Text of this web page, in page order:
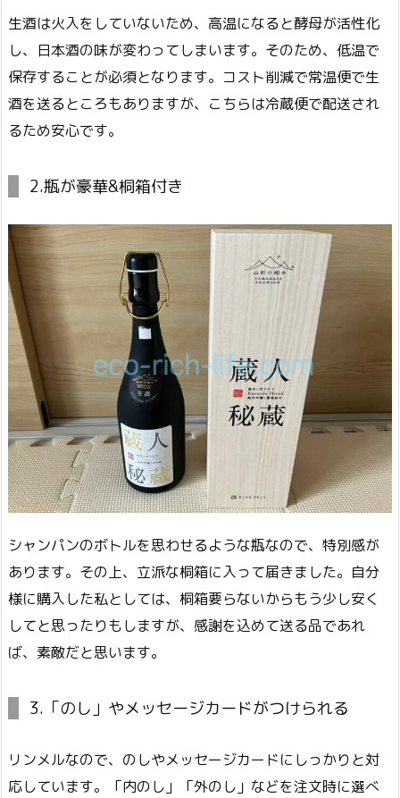
生酒は火入をしていないため、高温になると酵母が活性化
し、日本酒の味が変わってしまいます。そのため、低温で
保存することが必須となります。コスト削減で常温便で生
酒を送るところもありますが、こちらは冷蔵便で配送され
るため安心です。
2.瓶が豪華&桐箱付き
シャンパンのボトルを思わせるような瓶なので、特別感が
あります。その上、立派な桐箱に入って届きました。自分
様に購入した私としては、桐箱要らないからもう少し安く
してと思ったりもしますが、感謝を込めて送る品であれ
ば、素敵だと思います。
3.「のし」やメッセージカードがつけられる
リンメルなので、のしやメッセージカードにしっかりと対
応しています。「内のし」「外のし」などを注文時に選べ